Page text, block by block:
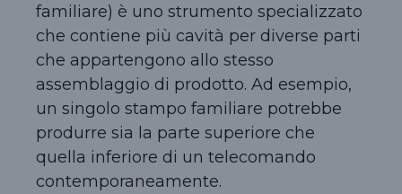
familiare) è uno strumento specializzato
che contiene più cavità per diverse parti
che appartengono allo stesso
assemblaggio di prodotto. Ad esempio,
un singolo stampo familiare potrebbe
produrre sia la parte superiore che
quella inferiore di un telecomando
contemporaneamente.